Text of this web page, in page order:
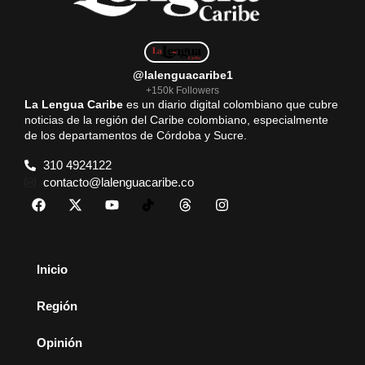
@lalenguacaribe1
+150k Followers
La Lengua Caribe es un diario digital colombiano que cubre
noticias de la región del Caribe colombiano, especialmente
de los departamentos de Córdoba y Sucre.
310 4924122
contacto@lalenguacaribe.co
Inicio
Región
Opinión